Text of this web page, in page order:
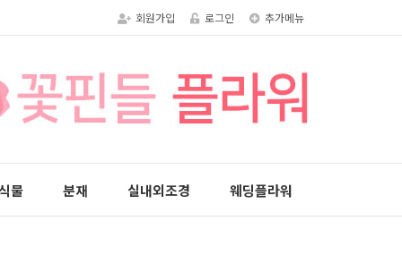
회원가입 로그인 추가메뉴
물 분재 실내외조경 웨딩플라워